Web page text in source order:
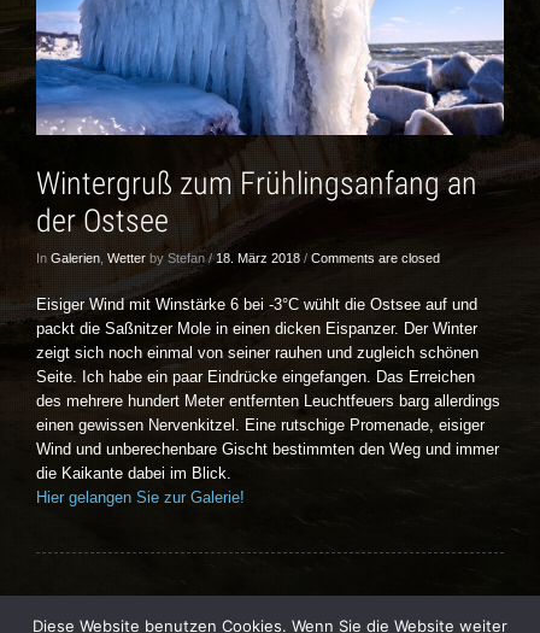
Wintergruß zum Frühlingsanfang an
der Ostsee
In Galerien Wetter by Stefan /18. März 2018 / Comments are closed
Eisiger Wind mit Winstärke 6 bei -3°C wühlt die Ostsee auf und
packt die Saßnitzer Mole in einen dicken Eispanzer. Der Winter
zeigt sich noch einmal von seiner rauhen und zugleich schönen
Seite. Ich habe ein paar Eindrücke eingefangen. Das Erreichen
des mehrere hundert Meter entfernten Leuchtfeuers barg allerdings
einen gewissen Nervenkitzel. Eine rutschige Promenade, eisiger
Wind und unberechenbare Gischt bestimmten den Weg und immer
die Kaikante dabei im Blick.
Hier gelangen Sie zur Galerie!
Diese Website benutzen Cookies. Wenn Sie die Website weiter